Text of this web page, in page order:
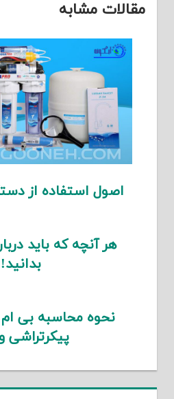
مقالات مشابه
اصول استفاده از
هر آنچه که باید
بدانید!
پیکرتراشی